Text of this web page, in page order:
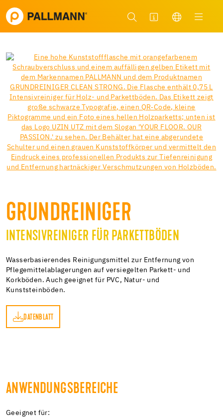
GRUNDREINIGER
INTENSIVREINIGER FÜR PARKETTBÖDEN
Wasserbasierendes Reinigungsmittel zur Entfernung von
Pflegemittelablagerungen auf versiegelten Parkett- und
Korkböden. Auch geeignet für PVC, Natur- und
Kunststeinböden.
DATENBLATT
ANWENDUNGSBEREICHE
Geeignet für: